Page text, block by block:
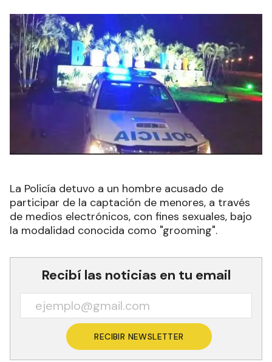
La Policía detuvo a un hombre acusado de
participar de la captación de menores, a través
de medios electrónicos, con fines sexuales, bajo
la modalidad conocida como "grooming".
Recibí las noticias en tu email
RECIBIR NEWSLETTER